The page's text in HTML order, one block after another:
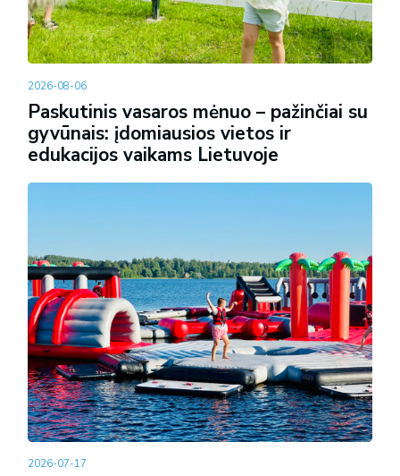
2026-08-06
Paskutinis vasaros mėnuo – pažinčiai su
gyvūnais: įdomiausios vietos ir
edukacijos vaikams Lietuvoje
2026-07-17